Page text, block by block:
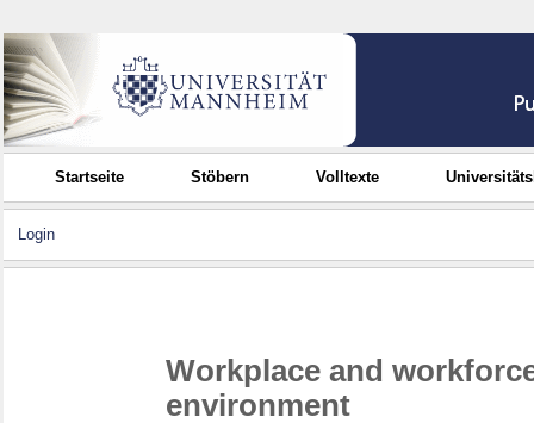
Startseite Stöbern Volltexte
Login
Workplace and
environment